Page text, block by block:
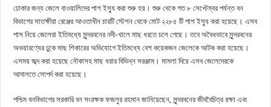
ঢোকার জন্য জেলে বাওয়ালিদের পাশ ইস্যু করা শুরু হয়। শুরু থেকে গত ৮ সেপ্টেম্বর পর্যন্ত বন
বিভাগের সাতক্ষীরা রেঞ্জের আওতাধীন চারটি স্টেশন থেকে মোট ২২৮৫ টি পাশ ইস্যু করা হয়েছে। এসব
পাস নিয়ে জেলেরা ইতিমধ্যে সুন্দরবনের নদী-খালে মাছ ধরতে চলে গেছে। তবে অবৈধভাবে সুন্দরবনের
অভয়ারণ্যের ঢুকে মাছ শিকারের অভিযোগে ইতিমধ্যে বেশ কয়েকজন জেলেকে আটক করা হয়েছে।
এসময় জব্দ করা হয়েছে নৌকাসহ মাছ ধরার বিভিন্ন সরঞ্জাম। মামলা দিয়ে এসব জেলেদেরকে
আদালতে সোপর্দ করা হয়েছে।
পশ্চিম বনবিভাগের সরকারি বন সংরক্ষক ফজলুর রহমান জানিয়েছেন, সুন্দরবনের জীববৈচিত্র রক্ষা এবং